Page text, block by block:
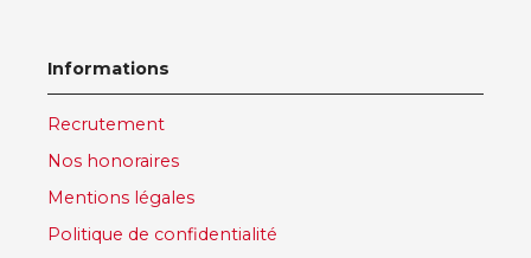
Informations
Recrutement
Nos honoraires
Mentions légales
Politique de confidentialité